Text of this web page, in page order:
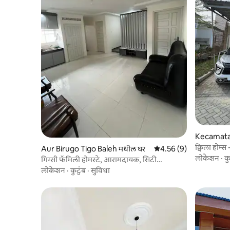
Aur Birugo Tigo Baleh मधील घर 5 पैकी 4.56 सरासरी रेटिंग,
4.56 (9)
गिग्सी फॅमिली होमस्टे, आरामदायक, सिटी
सेंटरजवळ
लोकेशन ·कुटुंब·सुविधा
धील घर
क्विला
लोकेशन ·